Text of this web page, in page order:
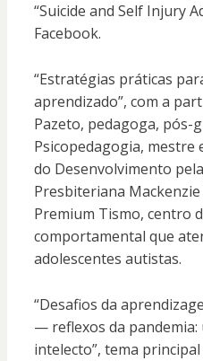
“Suicide and Self Injury
Facebook.
“Estratégias práticas
aprendizado”, com a
Pazeto, pedagoga, pós-
Psicopedagogia,
do Desenvolvimento
Presbiteriana
Premium Tismo, centro
comportamental que
adolescentes autistas.
“Desafios da
— reflexos da pandemia:
intelecto”, tema